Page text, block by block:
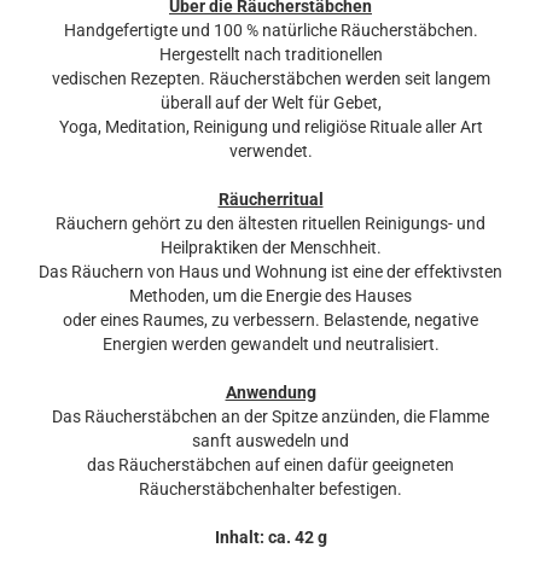
Über die Räucherstäbchen
Handgefertigte und 100 % natürliche Räucherstäbchen.
Hergestellt nach traditionellen
vedischen Rezepten. Räucherstäbchen werden seit langem
überall auf der Welt für Gebet,
Yoga, Meditation, Reinigung und religiöse Rituale aller Art
verwendet.
Räucherritual
Räuchern gehört zu den ältesten rituellen Reinigungs- und
Heilpraktiken der Menschheit.
Das Räuchern von Haus und Wohnung ist eine der effektivsten
Methoden, um die Energie des Hauses
oder eines Raumes, zu verbessern. Belastende, negative
Energien werden gewandelt und neutralisiert.
Anwendung
Das Räucherstäbchen an der Spitze anzünden, die Flamme
sanft auswedeln und
das Räucherstäbchen auf einen dafür geeigneten
Räucherstäbchenhalter befestigen.
Inhalt: ca. 42 g